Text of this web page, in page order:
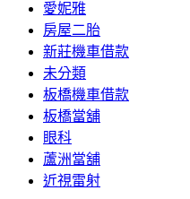
愛妮雅
房屋二胎
新莊機車借款
未分類
板橋機車借款
板橋當舖
眼科
蘆洲當舖
近視雷射